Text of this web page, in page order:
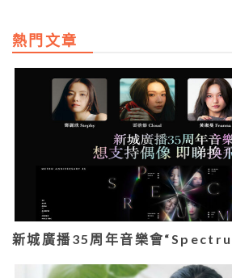
熱門文章
新城廣播35周年音樂會